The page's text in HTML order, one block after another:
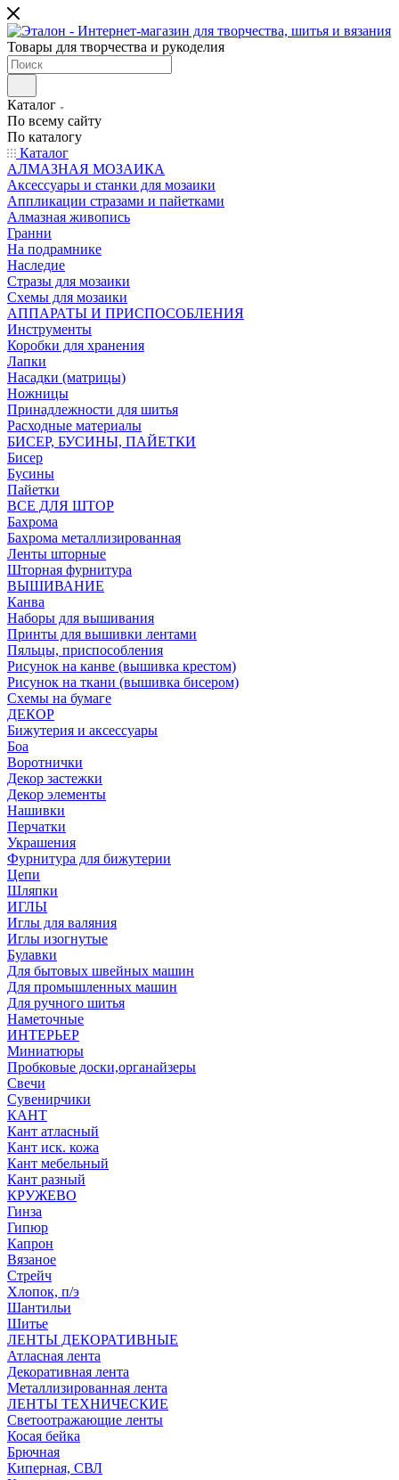
Товары для творчества и рукоделия
Каталог
По всему сайту
По каталогу
Каталог
АЛМАЗНАЯ МОЗАИКА
Аксессуары и станки для мозаики
Аппликации стразами и пайетками
Алмазная живопись
Гранни
На подрамнике
Наследие
Стразы для мозаики
Схемы для мозаики
АППАРАТЫ И ПРИСПОСОБЛЕНИЯ
Инструменты
Коробки для хранения
Лапки
Насадки (матрицы)
Ножницы
Принадлежности для шитья
Расходные материалы
БИСЕР, БУСИНЫ, ПАЙЕТКИ
Бисер
Бусины
Пайетки
ВСЕ ДЛЯ ШТОР
Бахрома
Бахрома металлизированная
Ленты шторные
Шторная фурнитура
ВЫШИВАНИЕ
Канва
Наборы для вышивания
Принты для вышивки лентами
Пяльцы, приспособления
Рисунок на канве (вышивка крестом)
Рисунок на ткани (вышивка бисером)
Схемы на бумаге
ДЕКОР
Бижутерия и аксессуары
Боа
Воротнички
Декор застежки
Декор элементы
Нашивки
Перчатки
Украшения
Фурнитура для бижутерии
Цепи
Шляпки
ИГЛЫ
Иглы для валяния
Иглы изогнутые
Булавки
Для бытовых швейных машин
Для промышленных машин
Для ручного шитья
Наметочные
ИНТЕРЬЕР
Миниатюры
Пробковые доски,органайзеры
Свечи
Сувенирчики
КАНТ
Кант атласный
Кант иск. кожа
Кант мебельный
Кант разный
КРУЖЕВО
Гинза
Гипюр
Капрон
Вязаное
Стрейч
Хлопок, п/э
Шантильи
Шитье
ЛЕНТЫ ДЕКОРАТИВНЫЕ
Атласная лента
Декоративная лента
Металлизированная лента
ЛЕНТЫ ТЕХНИЧЕСКИЕ
Светоотражающие ленты
Косая бейка
Брючная
Киперная, СВЛ